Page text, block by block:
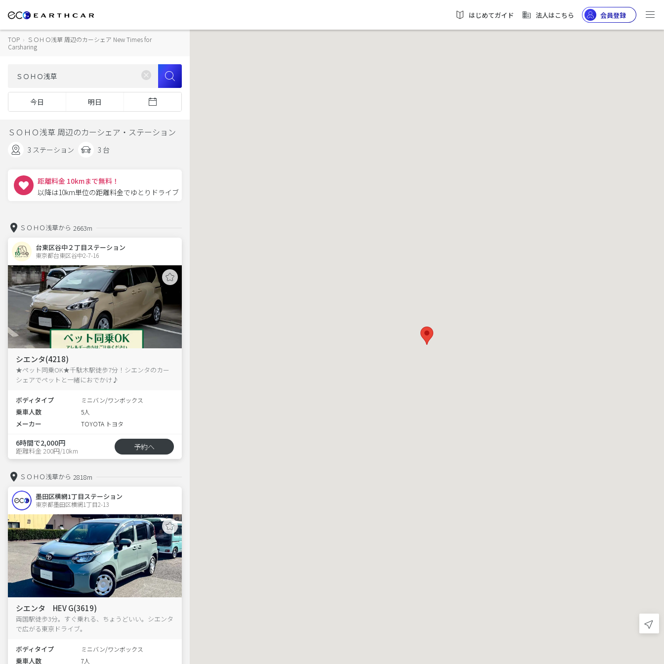
はじめてガイド 法人はこちら 会員登録
TOP › ＳＯＨＯ浅草 周辺のカーシェア New Times for
Carsharing
今日 明日
ＳＯＨＯ浅草 周辺のカーシェア・ステーション
3 ステーション 3 台
距離料金 10kmまで無料！
以降は10km単位の距離料金でゆとりドライブ
ＳＯＨＯ浅草から 2663m
台東区谷中２丁目ステーション
東京都台東区谷中2-7-16
シエンタ(4218)
★ペット同乗OK★千駄木駅徒歩7分！シエンタのカー
シェアでペットと一緒におでかけ♪
ボディタイプ ミニバン/ワンボックス
乗車人数 5人
メーカー TOYOTA トヨタ
6時間で2,000円
距離料金 200円/10km 予約へ
ＳＯＨＯ浅草から 2818m
墨田区横網1丁目ステーション
東京都墨田区横網1丁目2-13
シエンタ HEV G(3619)
両国駅徒歩3分。すぐ乗れる、ちょうどいい。シエンタ
で広がる東京ドライブ。
ボディタイプ ミニバン/ワンボックス
乗車人数 7人